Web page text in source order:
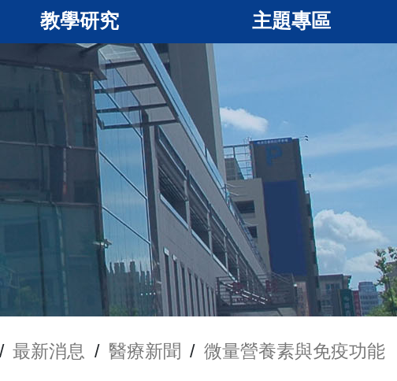
教學研究 主題專區
/ 最新消息 / 醫療新聞 / 微量營養素與免疫功能